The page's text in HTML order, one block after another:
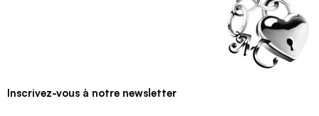
Inscrivez-vous à notre newsletter